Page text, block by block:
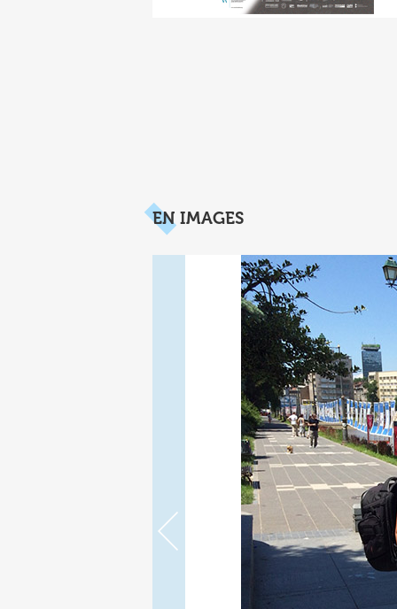
EN IMAGES